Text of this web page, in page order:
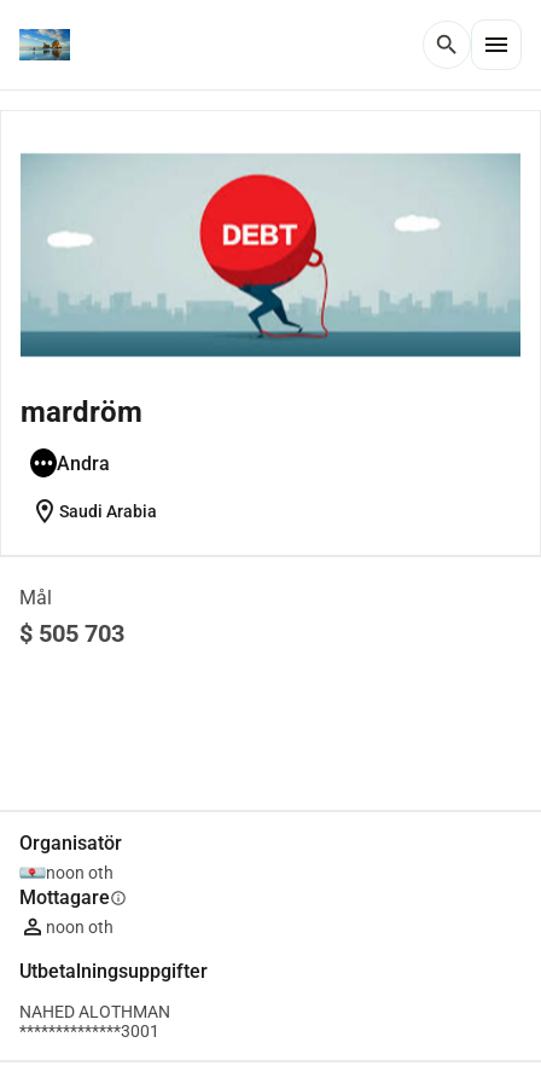
search menu
mardröm
Andra
location_on Saudi Arabia
Mål
$ 505 703
Organisatör
noon oth
Mottagareinfo
noon oth
Utbetalningsuppgifter
NAHED ALOTHMAN
**************3001